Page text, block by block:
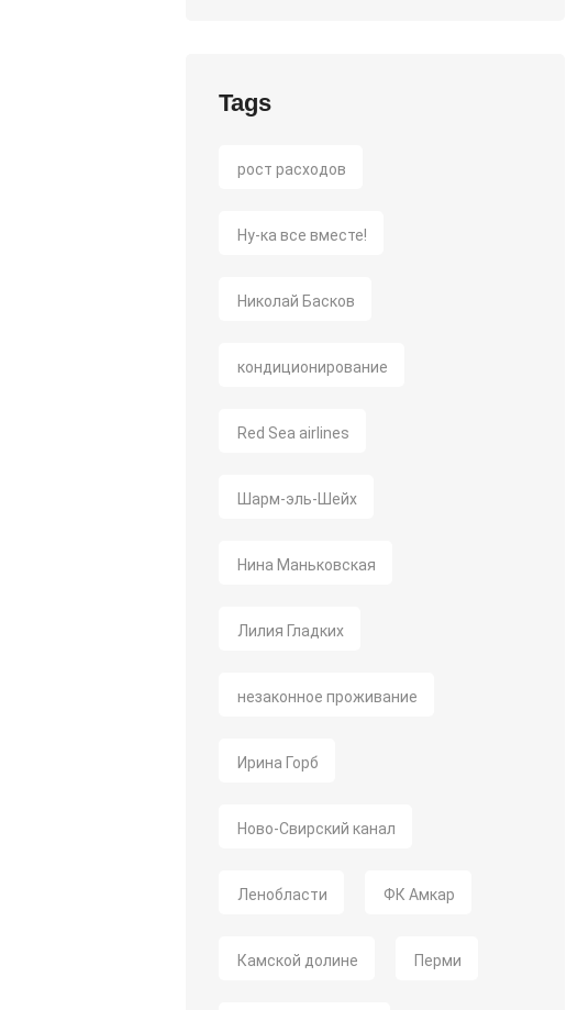
Tags
рост расходов
Ну-ка все вместе!
Николай Басков
кондиционирование
Red Sea airlines
Шарм-эль-Шейх
Нина Маньковская
Лилия Гладких
незаконное проживание
Ирина Горб
Ново-Свирский канал
Ленобласти ФК Амкар
Камской долине Перми